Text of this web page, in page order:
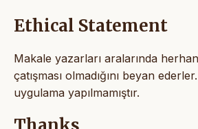
Ethical Statement
Makale yazarları aralarında
çatışması olmadığını beyan
uygulama yapılmamıştır.